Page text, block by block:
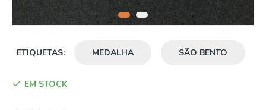
ETIQUETAS: MEDALHA SÃO BENTO
EM STOCK